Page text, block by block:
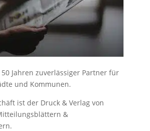
50 Jahren zuverlässiger Partner für
und Kommunen.
ist der Druck & Verlag von
&
.